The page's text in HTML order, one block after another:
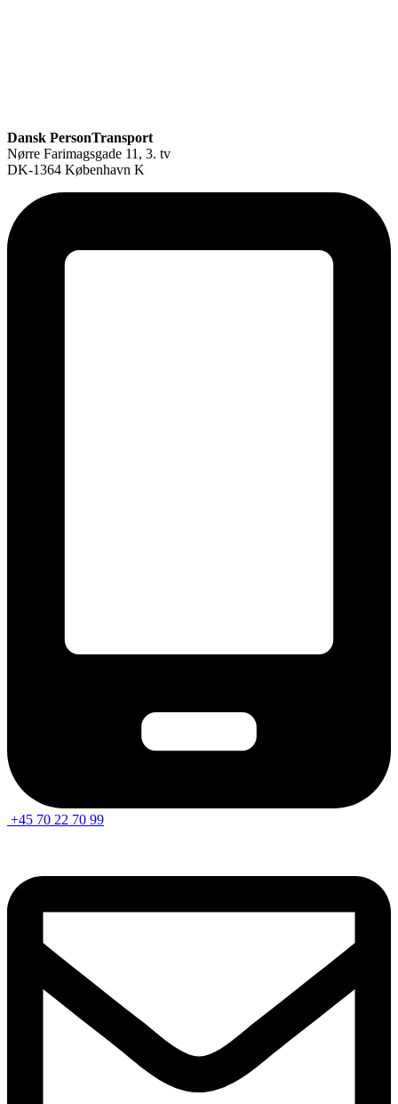
Dansk PersonTransport
Nørre Farimagsgade 11, 3. tv
DK-1364 København K
+45 70 22 70 99